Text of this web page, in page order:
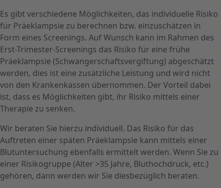
Es gibt verschiedene Möglichkeiten, das individuelle Risiko
für Präeklampsie zu berechnen bzw. einzuschätzen in
Form eines Screenings. Auf Wunsch kann im Rahmen des
Erst-Trimester-Screenings das Risiko für eine frühe
Präeklampsie (Schwangerschaftsvergiftung) abgeschätzt
werden, dies ist eine zusätzliche Leistung und wird nicht
von den Krankenkassen übernommen. Der Vorteil dabei
ist, dass es Möglichkeiten gibt, ihr Risiko mittels einer
Therapie zu senken.
Wir beraten Sie hierzu individuell. Das Risiko für das
Auftreten einer späten Präeklampsie kann mittels einer
Blutuntersuchung ebenfalls ermittelt werden. Wenn Sie zu
einer Risikogruppe (Alter >35 Jahre, Bluthochdruck, etc.)
gehören, dann werden wir Sie diesbezüglich beraten.